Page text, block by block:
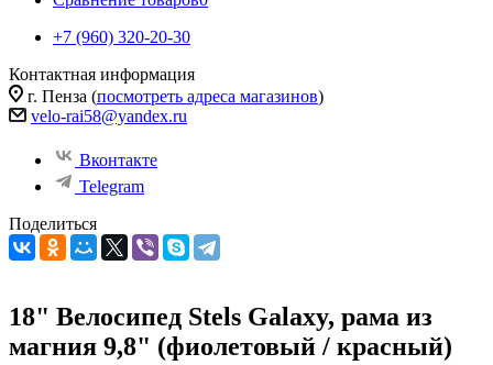
+7 (960) 320-20-30
Контактная информация
г. Пенза (посмотреть адреса магазинов)
velo-rai58@yandex.ru
Вконтакте
Telegram
Поделиться
18" Велосипед Stels Galaxy, рама из
магния 9,8" (фиолетовый / красный)